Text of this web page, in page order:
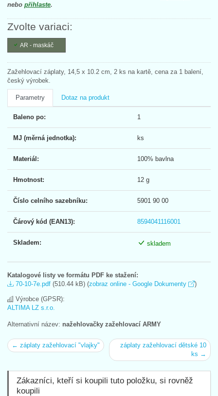
nebo přihlaste.
Zvolte variaci:
AR - maskáč
Zažehlovací záplaty, 14,5 x 10.2 cm, 2 ks na kartě, cena za 1 balení,
český výrobek.
Parametry Dotaz na produkt
Baleno po: 1
MJ (měrná jednotka): ks
Materiál: 100% bavlna
Hmotnost: 12 g
Číslo celního sazebníku: 5901 90 00
Čárový kód (EAN13): 8594041116001
Skladem: skladem
Katalogové listy ve formátu PDF ke stažení:
70-10-7e.pdf (510.44 kB) (zobraz online - Google Dokumenty )
Výrobce (GPSR):
ALTIMA LZ s.r.o.
Alternativní název: nažehlovačky zažehlovací ARMY
← záplaty zažehlovací "vlajky"
záplaty zažehlovací dětské 10
ks →
Zákazníci, kteří si koupili tuto položku, si rovněž
koupili